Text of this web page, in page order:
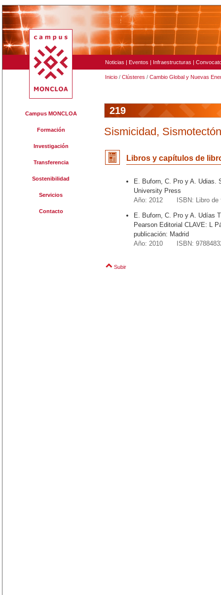
Noticias | Eventos | Infraestructuras |
Inicio / Clústeres / Cambio Global y Nuevas
Campus MONCLOA
Formación
Investigación
Transferencia
Sostenibilidad
Servicios
Contacto
219
Sismicidad,
Libros y capítulos de
E. Buforn, C. Pro y A. Udias.
University Press
Año: 2012 ISBN: Libro de
E. Buforn, C. Pro y A. Udías
Pearson Editorial CLAVE: L
publicación: Madrid
Año: 2010 ISBN:
Subir